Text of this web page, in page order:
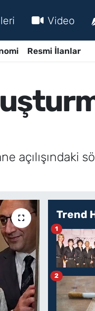
Video
Resmi İlanlar
açılışındaki
Trend
1
2